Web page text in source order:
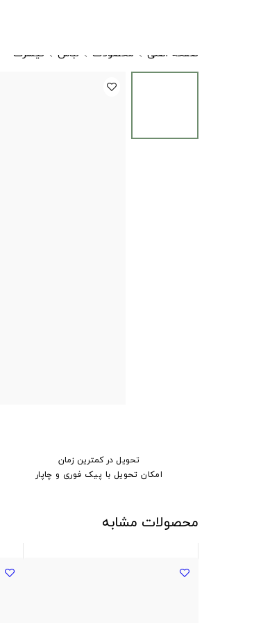
صفحه اصلی محصولات لباس تیشرت
تحویل در کمترین زمان
امکان تحویل با پیک فوری و چاپار
محصولات مشابه